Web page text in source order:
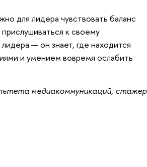
для лидера чувствовать баланс
к своему
— он знает, где находится
и умением вовремя ослабить
медиакоммуникаций, стажер